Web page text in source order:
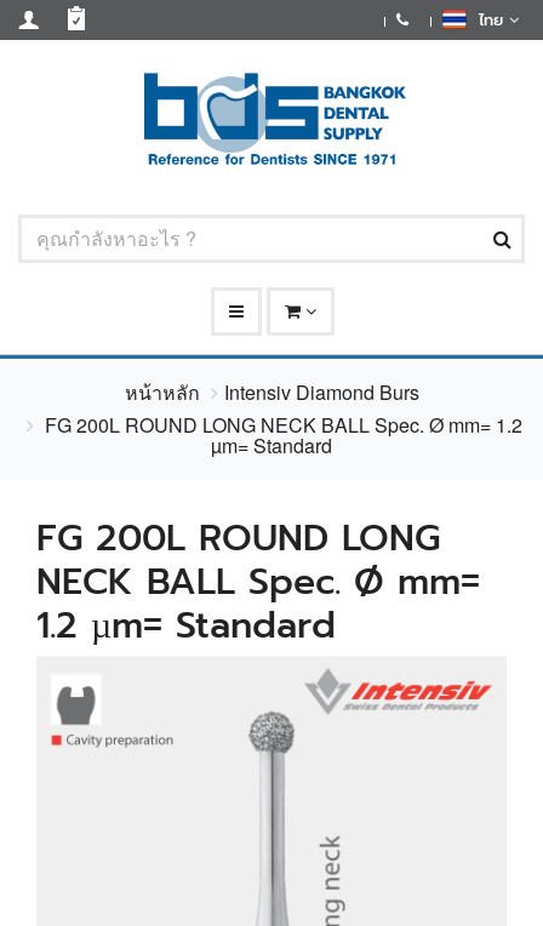
ไทย
หน้าหลัก
Intensiv Diamond Burs
FG 200L ROUND LONG NECK BALL Spec. Ø mm= 1.2
µm= Standard
FG 200L ROUND LONG
NECK BALL Spec. Ø mm=
1.2 µm= Standard